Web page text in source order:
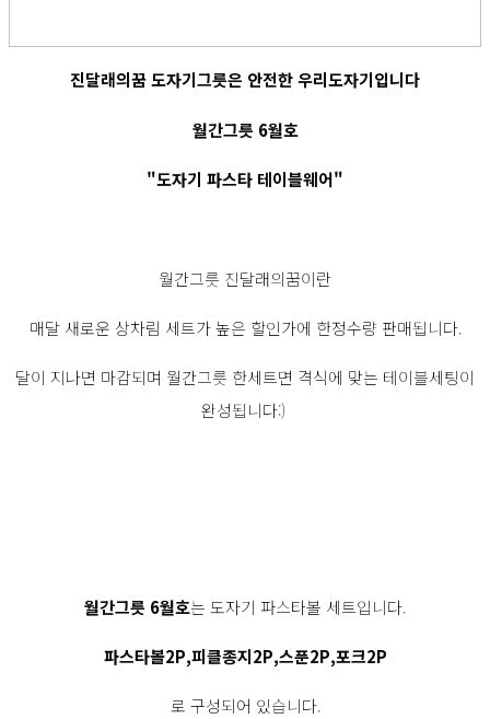
진달래의꿈 도자기그릇은 안전한 우리도자기입니다
월간그릇 6월호
"도자기 파스타 테이블웨어"
월간그릇 진달래의꿈이란
매달 새로운 상차림 세트가 높은 할인가에 한정수량 판매됩니다.
달이 지나면 마감되며 월간그릇 한세트면 격식에 맞는 테이블세팅이
완성됩니다:)
월간그릇 6월호는 도자기 파스타볼 세트입니다.
파스타볼2P,피클종지2P,스푼2P,포크2P
로 구성되어 있습니다.